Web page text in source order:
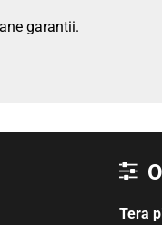
garantii.
Tera